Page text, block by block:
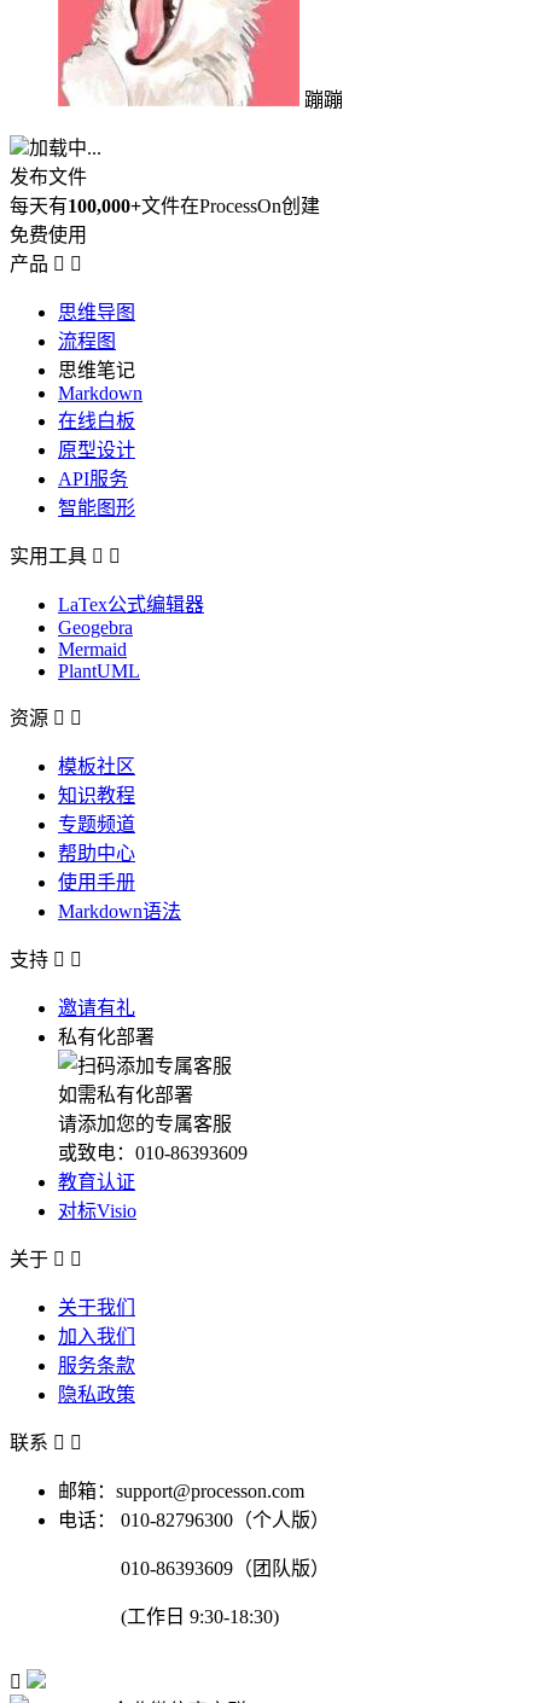
蹦蹦
加载中...
发布文件
每天有100,000+文件在ProcessOn创建
免费使用
产品  
思维导图
流程图
思维笔记
Markdown
在线白板
原型设计
API服务
智能图形
实用工具  
LaTex公式编辑器
Geogebra
Mermaid
PlantUML
资源  
模板社区
知识教程
专题频道
帮助中心
使用手册
Markdown语法
支持  
邀请有礼
私有化部署
如需私有化部署
请添加您的专属客服
或致电：010-86393609
教育认证
对标Visio
关于  
关于我们
加入我们
服务条款
隐私政策
联系  
邮箱：support@processon.com
电话：
010-82796300（个人版）
010-86393609（团队版）
(工作日 9:30-18:30)
